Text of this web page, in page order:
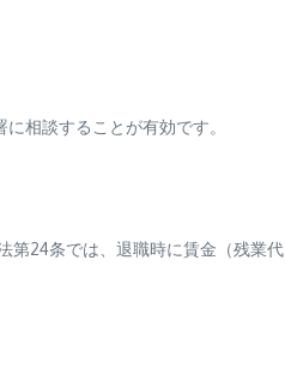
相談することが有効です。
第24条では、退職時に賃金（残業